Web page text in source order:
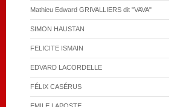
Mathieu Edward GRIVALLIERS dit "VAVA"
SIMON HAUSTAN
FELICITE ISMAIN
EDVARD LACORDELLE
FÉLIX CASÉRUS